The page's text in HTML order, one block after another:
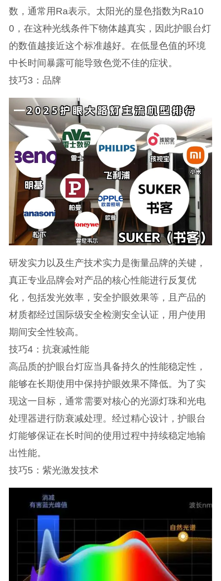
数，通常用Ra表示。太阳光的显色指数为Ra10
0，在这种光线条件下物体越真实，因此护眼台灯
的数值越接近这个标准越好。在低显色值的环境
中长时间暴露可能导致色觉不佳的症状。
技巧3：品牌
研发实力以及生产技术实力是衡量品牌的关键，
真正专业品牌会对产品的核心性能进行反复优
化，包括发光效率，安全护眼效果等，且产品的
材质都经过国际级安全检测安全认证，用户使用
期间安全性较高。
技巧4：抗衰减性能
高品质的护眼台灯应当具备持久的性能稳定性，
能够在长期使用中保持护眼效果不降低。为了实
现这一目标，通常需要对核心的光源灯珠和光电
处理器进行防衰减处理。经过精心设计，护眼台
灯能够保证在长时间的使用过程中持续稳定地输
出性能。
技巧5：紫光激发技术